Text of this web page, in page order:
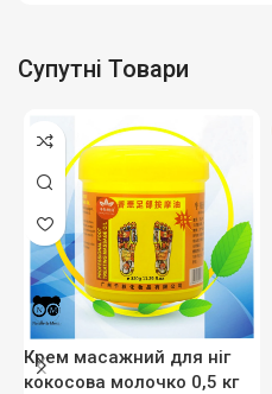
Супутні Товари
Крем масажний для ніг
кокосова молочко 0,5 кг